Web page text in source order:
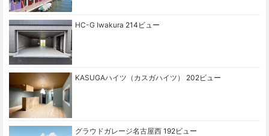
HC-G Iwakura 214ビュー
KASUGAハイツ（カスガハイツ） 202ビュー
グラウドガレージ名古屋西 192ビュー